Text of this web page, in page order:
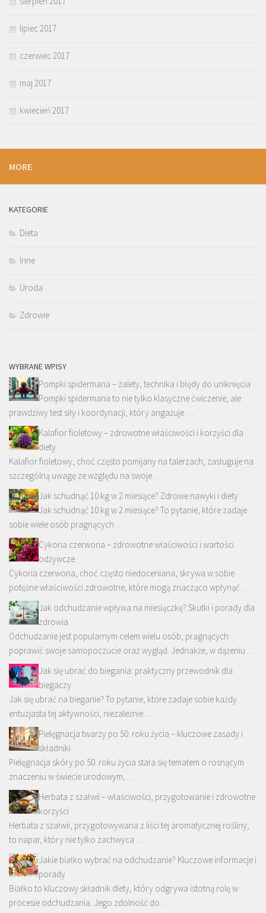
lipiec 2017
czerwiec 2017
maj 2017
kwiecień 2017
MORE
KATEGORIE
Dieta
Inne
Uroda
Zdrowie
WYBRANE WPISY
Pompki spidermana – zalety, technika i błędy do uniknięcia
Pompki spidermana to nie tylko klasyczne ćwiczenie, ale
prawdziwy test siły i koordynacji, który angażuje …
Kalafior fioletowy – zdrowotne właściwości i korzyści dla
diety
Kalafior fioletowy, choć często pomijany na talerzach, zasługuje na
szczególną uwagę ze względu na swoje …
Jak schudnąć 10 kg w 2 miesiące? Zdrowe nawyki i diety
Jak schudnąć 10 kg w 2 miesiące? To pytanie, które zadaje
sobie wiele osób pragnących …
Cykoria czerwona – zdrowotne właściwości i wartości
odżywcze
Cykoria czerwona, choć często niedoceniana, skrywa w sobie
potężne właściwości zdrowotne, które mogą znacząco wpłynąć …
Jak odchudzanie wpływa na miesiączkę? Skutki i porady dla
zdrowia
Odchudzanie jest popularnym celem wielu osób, pragnących
poprawić swoje samopoczucie oraz wygląd. Jednakże, w dążeniu …
Jak się ubrać do biegania: praktyczny przewodnik dla
biegaczy
Jak się ubrać na bieganie? To pytanie, które zadaje sobie każdy
entuzjasta tej aktywności, niezależnie …
Pielęgnacja twarzy po 50. roku życia – kluczowe zasady i
składniki
Pielęgnacja skóry po 50. roku życia stała się tematem o rosnącym
znaczeniu w świecie urodowym, …
Herbata z szałwii – właściwości, przygotowanie i zdrowotne
korzyści
Herbata z szałwii, przygotowywana z liści tej aromatycznej rośliny,
to napar, który nie tylko zachwyca …
Jakie białko wybrać na odchudzanie? Kluczowe informacje i
porady
Białko to kluczowy składnik diety, który odgrywa istotną rolę w
procesie odchudzania. Jego zdolność do …